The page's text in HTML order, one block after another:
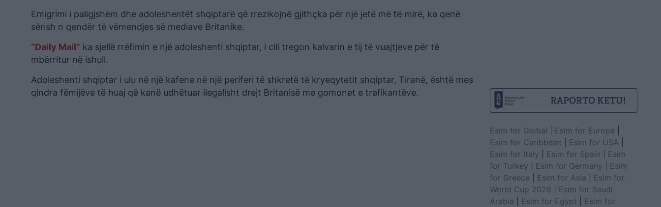
Emigrimi i paligjshëm dhe adoleshentët shqiptarë që rrezikojnë gjithçka për një jetë më të mirë, ka qenë
sërish n qendër të vëmendjes së mediave Britanike.
“Daily Mail” ka sjellë rrëfimin e një adoleshenti shqiptar, i cili tregon kalvarin e tij të vuajtjeve për të
mbërritur në ishull.
Adoleshenti shqiptar i ulu në një kafene në një periferi të shkretë të kryeqytetit shqiptar, Tiranë, është mes
qindra fëmijëve të huaj që kanë udhëtuar ilegalisht drejt Britanisë me gomonet e trafikantëve.
Esim for Global Esim for Europe
Esim for Caribbean
Esim for USA
Esim for Italy
Esim for Spain
Esim
for Turkey
Esim for Germany
Esim
for Greece
Esim for Asia
Esim for
World Cup 2026
Esim for Saudi
Arabia
Esim for Egypt
Esim for